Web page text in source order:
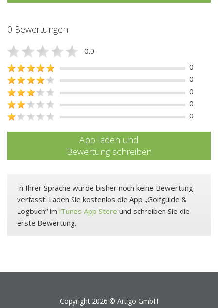
0 Bewertungen
0.0
0
0
0
0
0
App laden und
Bewertung schreiben
In Ihrer Sprache wurde bisher noch keine Bewertung
verfasst. Laden Sie kostenlos die App „Golfguide &
Logbuch“ im iTunes App Store und schreiben Sie die
erste Bewertung.
Copyright 2026 © Artigo GmbH